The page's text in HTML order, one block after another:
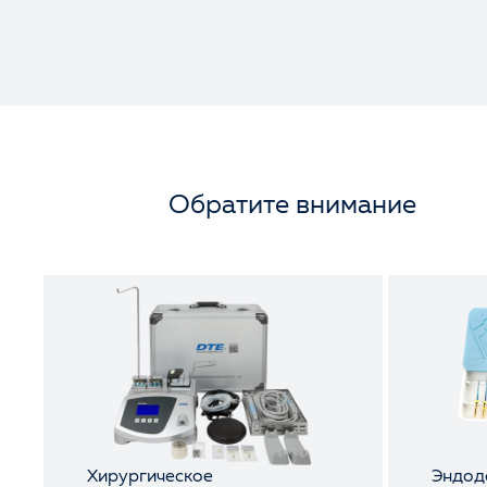
Обратите внимание
Хирургическое